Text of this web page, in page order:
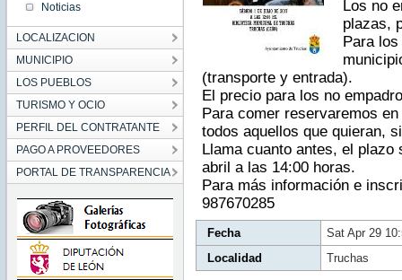
Noticias
LOCALIZACION
MUNICIPIO
LOS PUEBLOS
TURISMO Y OCIO
PERFIL DEL CONTRATANTE
PAGO A PROVEEDORES
PORTAL DE TRANSPARENCIA
CEST
Los no
plazas,
Para
(transporte y entrada).
El precio para los no
Para comer reservaremos
todos aquellos que quieran,
Llama cuanto antes, el
abril a las 14:00 horas.
Para más información e
987670285
Fecha
Sat Apr 29
Localidad
Truchas